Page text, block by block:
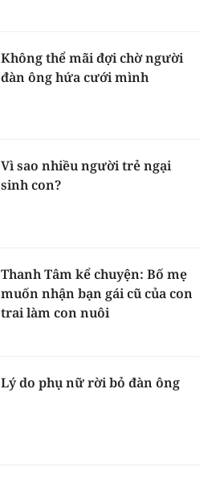
Không thể mãi đợi chờ người
đàn ông hứa cưới mình
Vì sao nhiều người trẻ ngại
sinh con?
Thanh Tâm kể chuyện: Bố mẹ
muốn nhận bạn gái cũ của con
trai làm con nuôi
Lý do phụ nữ rời bỏ đàn ông